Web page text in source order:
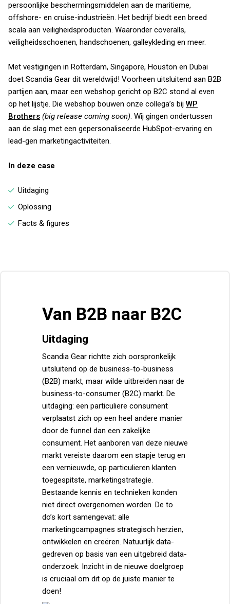
persoonlijke beschermingsmiddelen aan de maritieme,
offshore- en cruise-industrieën. Het bedrijf biedt een breed
scala aan veiligheidsproducten. Waaronder coveralls,
veiligheidsschoenen, handschoenen, galleykleding en meer.
Met vestigingen in Rotterdam, Singapore, Houston en Dubai
doet Scandia Gear dit wereldwijd! Voorheen uitsluitend aan B2B
partijen aan, maar een webshop gericht op B2C stond al even
op het lijstje. Die webshop bouwen onze collega’s bij WP
Brothers (big release coming soon). Wij gingen ondertussen
aan de slag met een gepersonaliseerde HubSpot-ervaring en
lead-gen marketingactiviteiten.
In deze case
Uitdaging
Oplossing
Facts & figures
Van B2B naar B2C
Uitdaging
Scandia Gear richtte zich oorspronkelijk
uitsluitend op de business-to-business
(B2B) markt, maar wilde uitbreiden naar de
business-to-consumer (B2C) markt. De
uitdaging: een particuliere consument
verplaatst zich op een heel andere manier
door de funnel dan een zakelijke
consument. Het aanboren van deze nieuwe
markt vereiste daarom een stapje terug en
een vernieuwde, op particulieren klanten
toegespitste, marketingstrategie.
Bestaande kennis en technieken konden
niet direct overgenomen worden. De to
do’s kort samengevat: alle
marketingcampagnes strategisch herzien,
ontwikkelen en creëren. Natuurlijk data-
gedreven op basis van een uitgebreid data-
onderzoek. Inzicht in de nieuwe doelgroep
is cruciaal om dit op de juiste manier te
doen!